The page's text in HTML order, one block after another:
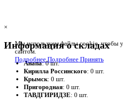
Мы используем файлы cookie, чтобы
сайтом.
ПодробнееПодробнее Принять
×
Информация о складах
Анапа: 0 шт.
Кирилла Россинского: 0 шт.
Крымск: 0 шт.
Пригородная: 0 шт.
ТАВДГИРИДЗЕ: 0 шт.